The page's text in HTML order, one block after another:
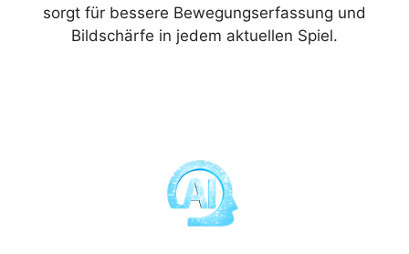
sorgt für bessere Bewegungserfassung und
Bildschärfe in jedem aktuellen Spiel.